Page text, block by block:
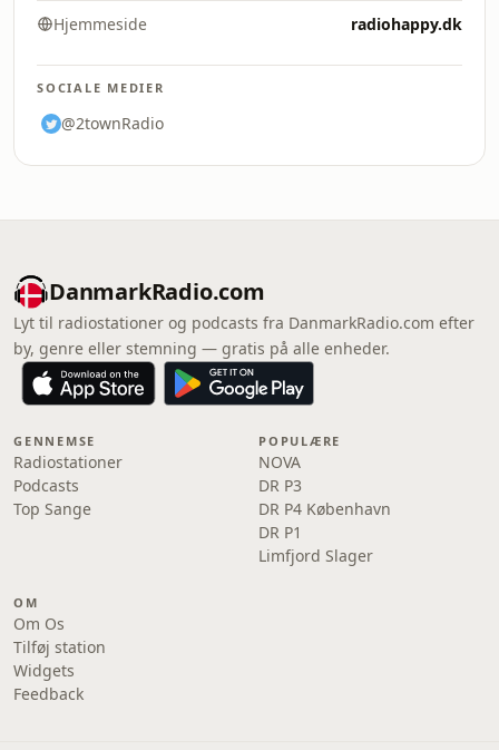
Hjemmeside radiohappy.dk
SOCIALE MEDIER
@2townRadio
DanmarkRadio.com
Lyt til radiostationer og podcasts fra DanmarkRadio.com efter
by, genre eller stemning — gratis på alle enheder.
GENNEMSE
Radiostationer
Podcasts
Top Sange
POPULÆRE
NOVA
DR P3
DR P4 København
DR P1
Limfjord Slager
OM
Om Os
Tilføj station
Widgets
Feedback